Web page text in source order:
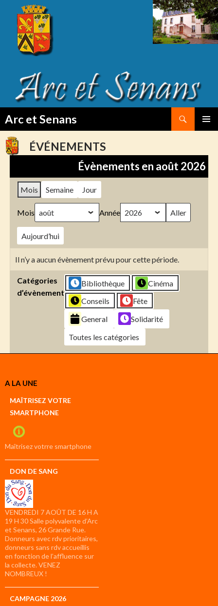
Arc et Senans
TO
CONTENTÉVÉNEMENTS
Évènements en août 2026
Mois Semaine Jour
Mois Année
Aujourd’hui
Il n’y a aucun évènement prévu pour cette période.
Catégories
d’évènement
Bibliothèque
Cinéma
Conseils
Fête
General
Solidarité
Toutes les catégories
Créer
compte
compte
A LA UNE
MAÎTRISEZ VOTRE
SMARTPHONE
Maîtrisez votrre smartphone
DON DE SANG
VENDREDI 7 AOÛT DE 16 H A
19 H 30 Salle polyvalente d’Arc
et Senans, 26 Grande Rue.
Donneurs avec rdv prioritaires,
donneurs sans rdv accueillis
en fonction de l’affluence sur
la collecte. VENEZ
NOMBREUX !
CAMPAGNE 2026